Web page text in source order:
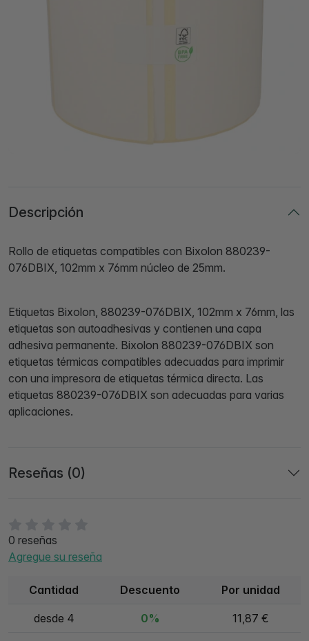
0 reseñas
Agregue su reseña
Cantidad Descuento Por unidad
desde 4 0% 11,87 €
Descripción
Rollo de etiquetas compatibles con Bixolon 880239-
076DBIX, 102mm x 76mm núcleo de 25mm.
Etiquetas Bixolon, 880239-076DBIX, 102mm x 76mm, las
etiquetas son autoadhesivas y contienen una capa
adhesiva permanente. Bixolon 880239-076DBIX son
etiquetas térmicas compatibles adecuadas para imprimir
con una impresora de etiquetas térmica directa. Las
etiquetas 880239-076DBIX son adecuadas para varias
aplicaciones.
Reseñas (0)